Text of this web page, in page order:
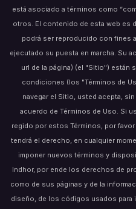
está asociado a términos como
otros. El contenido de esta web es
podrá ser reproducido con fines
ejecutado su puesta en marcha. Su
url de la página) (el "Sitio")
condiciones (los "Términos de
navegar el Sitio, usted acepta,
acuerdo de Términos de Uso. Si
regido por estos Términos, por
tendrá el derecho, en cualquier
imponer nuevos términos y
Indhor, por ende los derechos de
como de sus páginas y de la
diseño, de los códigos usados para